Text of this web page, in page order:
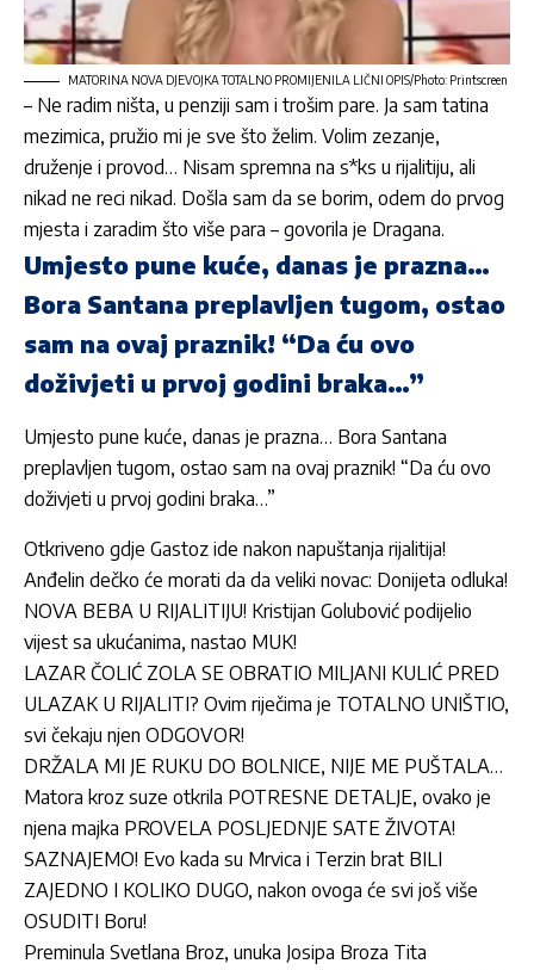
MATORINA NOVA DJEVOJKA TOTALNO PROMIJENILA LIČNI OPIS/Photo: Printscreen
– Ne radim ništa, u penziji sam i trošim pare. Ja sam tatina
mezimica, pružio mi je sve što želim. Volim zezanje,
druženje i provod… Nisam spremna na s*ks u rijalitiju, ali
nikad ne reci nikad. Došla sam da se borim, odem do prvog
mjesta i zaradim što više para – govorila je Dragana.
Umjesto pune kuće, danas je prazna…
Bora Santana preplavljen tugom, ostao
sam na ovaj praznik! “Da ću ovo
doživjeti u prvoj godini braka…”
Umjesto pune kuće, danas je prazna… Bora Santana
preplavljen tugom, ostao sam na ovaj praznik! “Da ću ovo
doživjeti u prvoj godini braka…”
Otkriveno gdje Gastoz ide nakon napuštanja rijalitija!
Anđelin dečko će morati da da veliki novac: Donijeta odluka!
NOVA BEBA U RIJALITIJU! Kristijan Golubović podijelio
vijest sa ukućanima, nastao MUK!
LAZAR ČOLIĆ ZOLA SE OBRATIO MILJANI KULIĆ PRED
ULAZAK U RIJALITI? Ovim riječima je TOTALNO UNIŠTIO,
svi čekaju njen ODGOVOR!
DRŽALA MI JE RUKU DO BOLNICE, NIJE ME PUŠTALA…
Matora kroz suze otkrila POTRESNE DETALJE, ovako je
njena majka PROVELA POSLJEDNJE SATE ŽIVOTA!
SAZNAJEMO! Evo kada su Mrvica i Terzin brat BILI
ZAJEDNO I KOLIKO DUGO, nakon ovoga će svi još više
OSUDITI Boru!
Preminula Svetlana Broz, unuka Josipa Broza Tita